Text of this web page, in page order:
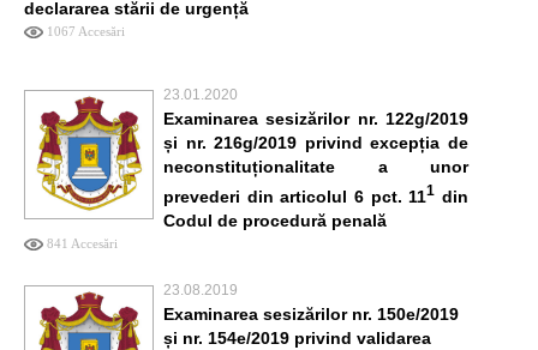
declararea stării de urgență
1067 Accesări
23.01.2020
Examinarea sesizărilor nr. 122g/2019
și nr. 216g/2019 privind excepția de
neconstituționalitate a unor
prevederi din articolul 6 pct. 111 din
Codul de procedură penală
841 Accesări
23.08.2019
Examinarea sesizărilor nr. 150e/2019
și nr. 154e/2019 privind validarea